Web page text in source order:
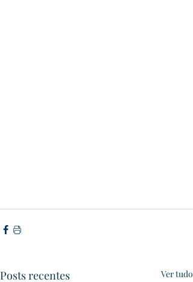
Posts recentes Ver tudo